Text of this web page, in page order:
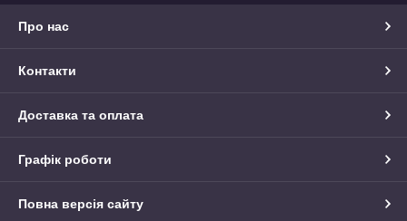
Про нас
Контакти
Доставка та оплата
Графік роботи
Повна версія сайту